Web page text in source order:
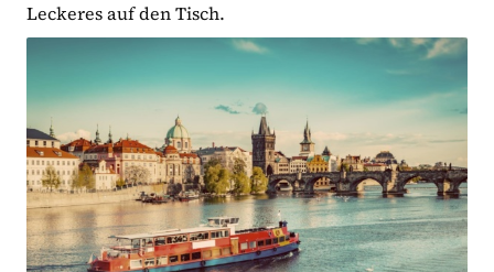
Leckeres auf den Tisch.